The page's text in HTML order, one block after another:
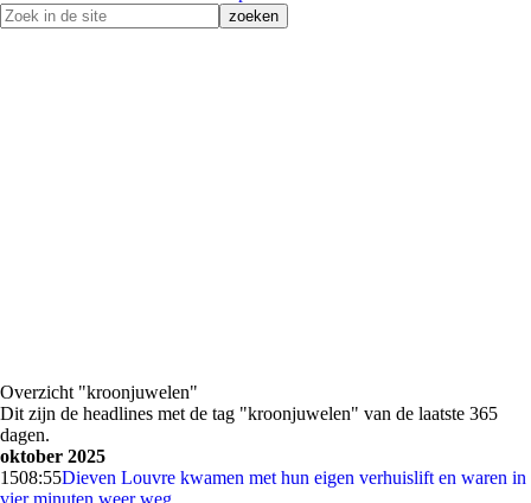
Overzicht "kroonjuwelen"
Dit zijn de headlines met de tag "kroonjuwelen" van de laatste 365
dagen.
oktober 2025
1508:55Dieven Louvre kwamen met hun eigen verhuislift en waren in
vier minuten weer weg